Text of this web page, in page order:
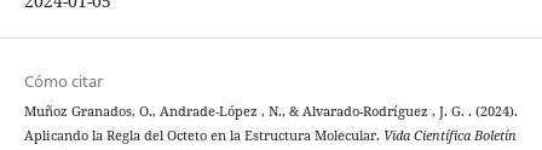
Cómo citar
Muñoz Granados, O., Andrade-López , N., & Alvarado-Rodríguez , J. G. . (2024).
Aplicando la Regla del Octeto en la Estructura Molecular. Vida Científica Boletín